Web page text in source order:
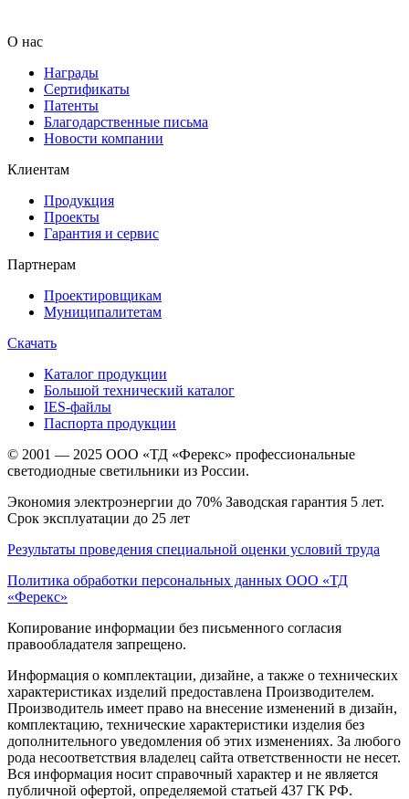
О нас
Награды
Сертификаты
Патенты
Благодарственные письма
Новости компании
Клиентам
Продукция
Проекты
Гарантия и сервис
Партнерам
Проектировщикам
Муниципалитетам
Скачать
Каталог продукции
Большой технический каталог
IES-файлы
Паспорта продукции
© 2001 — 2025 ООО «ТД «Ферекс» профессиональные
светодиодные светильники из России.
Экономия электроэнергии до 70% Заводская гарантия 5 лет.
Срок эксплуатации до 25 лет
Результаты проведения специальной оценки условий труда
Политика обработки персональных данных ООО «ТД
«Ферекс»
Копирование информации без письменного согласия
правообладателя запрещено.
Информация о комплектации, дизайне, а также о технических
характеристиках изделий предоставлена Производителем.
Производитель имеет право на внесение изменений в дизайн,
комплектацию, технические характеристики изделия без
дополнительного уведомления об этих изменениях. За любого
рода несоответствия владелец сайта ответственности не несет.
Вся информация носит справочный характер и не является
публичной офертой, определяемой статьей 437 ГК РФ.